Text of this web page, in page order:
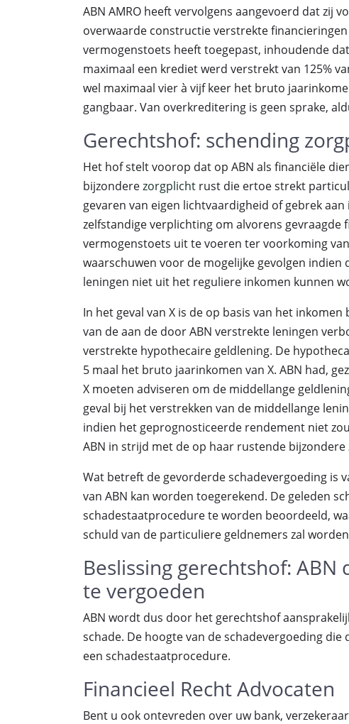
ABN AMRO heeft vervolgens aangevoerd dat zij
overwaarde constructie verstrekte
vermogenstoets heeft toegepast, inhoudende
maximaal een krediet werd verstrekt van 125%
wel maximaal vier à vijf keer het bruto
gangbaar. Van overkreditering is geen sprake,
Gerechtshof: schending
Het hof stelt voorop dat op ABN als financiële
bijzonderezorgplicht rust die ertoe strekt
gevaren van eigen lichtvaardigheid of gebrek
zelfstandige verplichting om alvorens
vermogenstoets uit te voeren ter voorkoming
waarschuwen voor de mogelijke gevolgen
leningen niet uit het reguliere inkomen kunnen
In het geval van X is de op basis van het
van de aan de door ABN verstrekte leningen
verstrekte hypothecaire geldlening. De
5 maal het bruto jaarinkomen van X. ABN had,
X moeten adviseren om de middellange
geval bij het verstrekken van de middellange
indien het geprognosticeerde rendement niet
ABN in strijd met de op haar rustende
Wat betreft de gevorderde schadevergoeding is
van ABN kan worden toegerekend. De geleden
schadestaatprocedure te worden beoordeeld,
schuld van de particuliere geldnemers zal
Beslissing gerechtshof:
te vergoeden
ABN wordt dus door het gerechtshof
schade. De hoogte van de schadevergoeding
een schadestaatprocedure.
Financieel Recht Advocaten
Bent u ook ontevreden over uw bank,